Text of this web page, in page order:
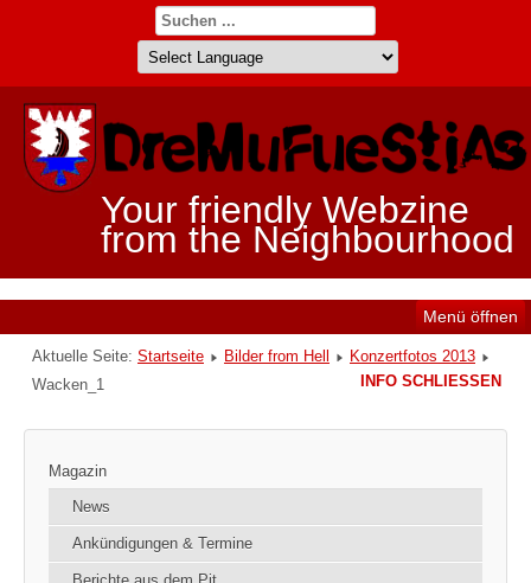
Your friendly Webzine
from the Neighbourhood
Menü öffnen
Aktuelle Seite: Startseite Bilder from Hell
Konzertfotos 2013
Wacken_1
Magazin
News
Ankündigungen & Termine
INFO SCHLIESSEN